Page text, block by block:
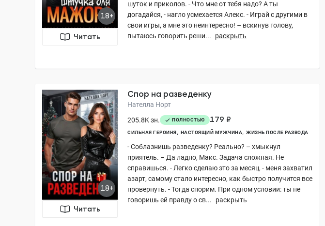
18+
Читать
шуток и приколов. - Что мне от тебя надо? А ты
догадайся, - нагло усмехается Алекс. - Играй с другими в
свои игры, а мне это неинтересно! – вскинув голову,
пытаюсь говорить реши...
раскрыть
18+
Читать
Спор на разведенку
Нателла Норт
205.8K зн.
ПОЛНОСТЬЮ 179 ₽
СИЛЬНАЯ ГЕРОИНЯ НАСТОЯЩИЙ МУЖЧИНА ЖИЗНЬ ПОСЛЕ РАЗВОДА
- Соблазнишь разведенку? Реально? – хмыкнул
приятель. – Да ладно, Макс. Задача сложная. Не
справишься. - Легко сделаю это за месяц, - меня захватил
азарт, самому стало интересно, как быстро получится все
провернуть. - Тогда спорим. При одном условии: ты не
говоришь ей правду о св...
раскрыть